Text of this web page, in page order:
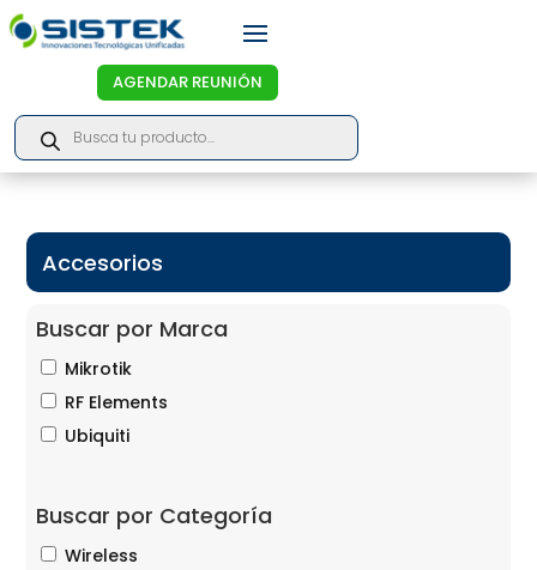
AGENDAR REUNIÓN
Products
search
Accesorios
Buscar por Marca
Mikrotik
RF Elements
Ubiquiti
Buscar por Categoría
Wireless